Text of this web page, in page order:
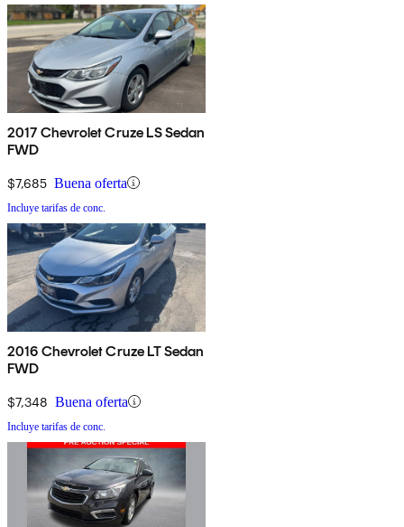
2017 Chevrolet Cruze LS Sedan
FWD
$7,685 Buena oferta
Incluye tarifas de conc.
2016 Chevrolet Cruze LT Sedan
FWD
$7,348 Buena oferta
Incluye tarifas de conc.